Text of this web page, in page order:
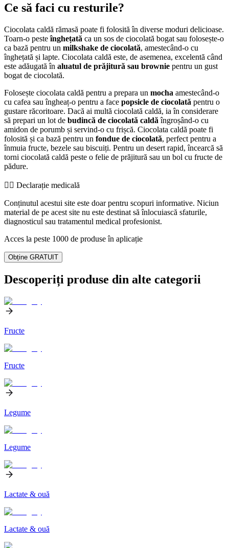
Ce să faci cu resturile?
Ciocolata caldă rămasă poate fi folosită în diverse moduri delicioase.
Toarn-o pesteînghețată ca un sos de ciocolată bogat sau folosește-o
ca bază pentru un milkshake de ciocolată, amestecând-o cu
înghețată și lapte. Ciocolata caldă este, de asemenea, excelentă când
este adăugată în aluatul de prăjitură sau brownie pentru un gust
bogat de ciocolată.
Folosește ciocolata caldă pentru a prepara un mocha amestecând-o
cu cafea sau îngheaț-o pentru a face popsicle de ciocolată pentru o
gustare răcoritoare. Dacă ai multă ciocolată caldă, ia în considerare
să prepari un lot de budincă de ciocolată caldă îngroșând-o cu
amidon de porumb și servind-o cu frișcă. Ciocolata caldă poate fi
folosită și ca bază pentru un fondue de ciocolată, perfect pentru a
înmuia fructe, bezele sau biscuiți. Pentru un desert rapid, încearcă să
torni ciocolată caldă peste o felie de prăjitură sau un bol cu fructe de
pădure.
👨‍⚕️️ Declarație medicală
Conținutul acestui site este doar pentru scopuri informative. Niciun
material de pe acest site nu este destinat să înlocuiască sfaturile,
diagnosticul sau tratamentul medical profesionist.
Acces la peste 1000 de produse în aplicație
Obține GRATUIT
Descoperiți produse din alte categorii
Fructe
Fructe
Legume
Legume
Lactate & ouă
Lactate & ouă